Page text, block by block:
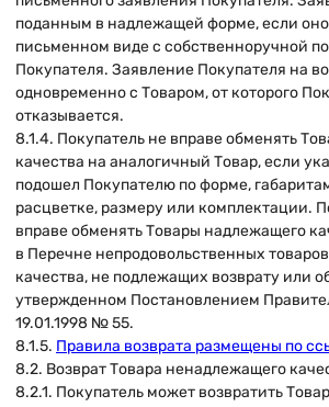
поданным в надлежащей форме, если оно
письменном виде с собственноручной
Покупателя. Заявление Покупателя на
одновременно с Товаром, от которого
отказывается.
8.1.4. Покупатель не вправе обменять
качества на аналогичный Товар, если
подошел Покупателю по форме,
расцветке, размеру или комплектации.
вправе обменять Товары надлежащего
в Перечне непродовольственных
качества, не подлежащих возврату или
утвержденном Постановлением
19.01.1998 № 55.
8.1.5. Правила возврата размещены по
8.2. Возврат Товара ненадлежащего
8.2.1. Покупатель может возвратить